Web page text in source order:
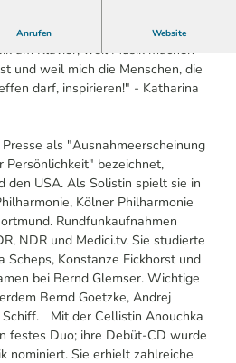
Anrufen Website
am Klavier, weil Musik machen
und weil mich die Menschen, die
darf, inspirieren!" - Katharina
als "Ausnahmeerscheinung
Persönlichkeit" bezeichnet,
den USA. Als Solistin spielt sie in
Kölner Philharmonie
Rundfunkaufnahmen
NDR und Medici.tv. Sie studierte
Scheps, Konstanze Eickhorst und
bei Bernd Glemser. Wichtige
Bernd Goetzke, Andrej
Schiff. Mit der Cellistin Anouchka
festes Duo; ihre Debüt-CD wurde
nominiert. Sie erhielt zahlreiche